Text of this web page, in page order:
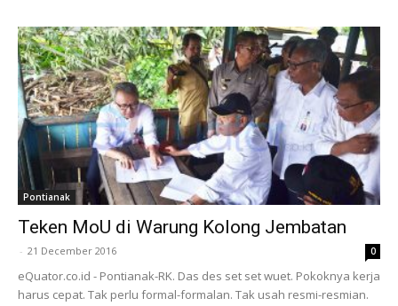
Pontianak
Teken MoU di Warung Kolong Jembatan
- 21 December 2016 0
eQuator.co.id - Pontianak-RK. Das des set set wuet. Pokoknya kerja
harus cepat. Tak perlu formal-formalan. Tak usah resmi-resmian.